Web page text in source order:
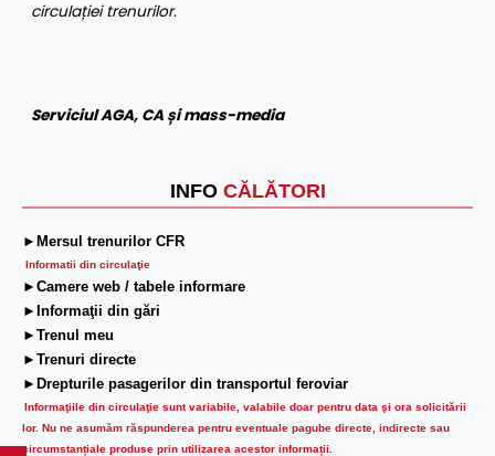
INFO CĂLĂTORI
►Mersul trenurilor CFR
Informatii din circulaţie
►Camere web / tabele informare
►Informaţii din gări
►Trenul meu
►Trenuri directe
►Drepturile pasagerilor din transportul feroviar
Informaţiile din circulaţie sunt variabile, valabile doar pentru data şi ora solicitării
lor. Nu ne asumăm răspunderea pentru eventuale pagube directe, indirecte sau
circumstanțiale produse prin utilizarea acestor informații.
circulației trenurilor.
Serviciul AGA, CA și mass-media